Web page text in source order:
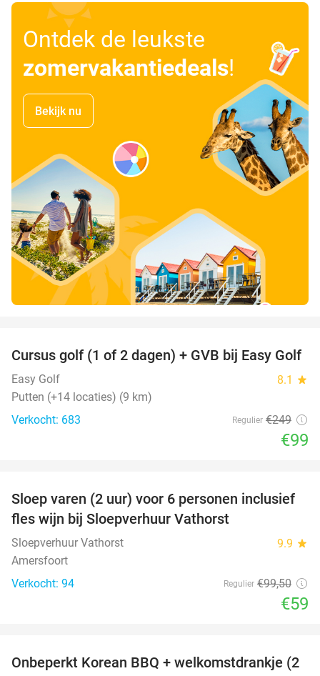
Ontdek de leukste
zomervakantiedeals!
Bekijk nu
60%
Cursus golf (1 of 2 dagen) + GVB bij Easy Golf
Easy Golf 8.1 star
Putten (+14 locaties) (9 km)
Verkocht: 683
Regulier €249
€99
41%
Sloep varen (2 uur) voor 6 personen inclusief
fles wijn bij Sloepverhuur Vathorst
Sloepverhuur Vathorst 9.9 star
Amersfoort
Verkocht: 94
Regulier €99,50
€59
34%
Onbeperkt Korean BBQ + welkomstdrankje (2